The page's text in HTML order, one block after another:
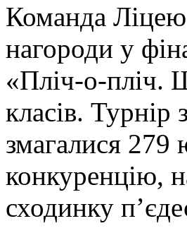
Команда
нагороди у
«Пліч-о-пліч.
класів. Турнір
змагалися 279
конкуренцію,
сходинку